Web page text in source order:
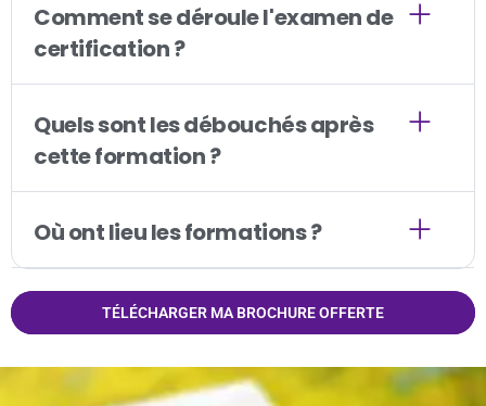
Comment se déroule l'examen de
certification ?
Quels sont les débouchés après
cette formation ?
Où ont lieu les formations ?
TÉLÉCHARGER MA BROCHURE OFFERTE